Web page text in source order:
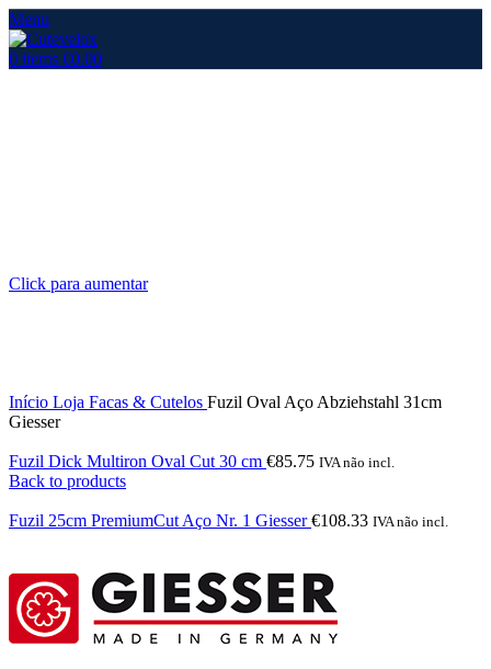
Menu
0 items €0.00
Click para aumentar
Início Loja Facas & Cutelos Fuzil Oval Aço Abziehstahl 31cm
Giesser
Fuzil Dick Multiron Oval Cut 30 cm €85.75 IVA não incl.
Back to products
Fuzil 25cm PremiumCut Aço Nr. 1 Giesser€108.33 IVA não incl.